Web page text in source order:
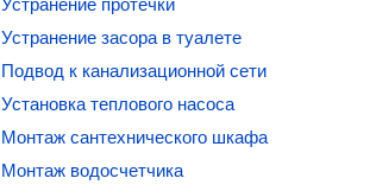
Устранение протечки
Устранение засора в туалете
Подвод к канализационной сети
Установка теплового насоса
Монтаж сантехнического шкафа
Монтаж водосчетчика